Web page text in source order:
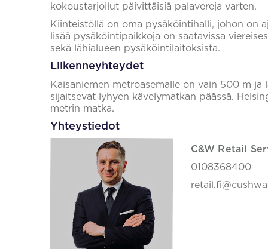
kokoustarjoilut päivittäisiä palavereja varten.
Kiinteistöllä on oma pysäköintihalli, johon on
lisää pysäköintipaikkoja on saatavissa
sekä lähialueen pysäköintilaitoksista.
Liikenneyhteydet
Kaisaniemen metroasemalle on vain 500 m
sijaitsevat lyhyen kävelymatkan päässä.
metrin matka.
Yhteystiedot
C&W Retail
0108368400